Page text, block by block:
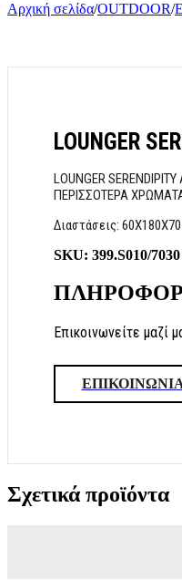
Αρχική σελίδα/OUTDOOR/
LOUNGER
LOUNGER
ΠΕΡΙΣΣΟΤΕΡΑ
Διαστάσεις: 60X180X70
SKU: 399.S010/7030
Επικοινωνείτε
Σχετικά προϊόντα